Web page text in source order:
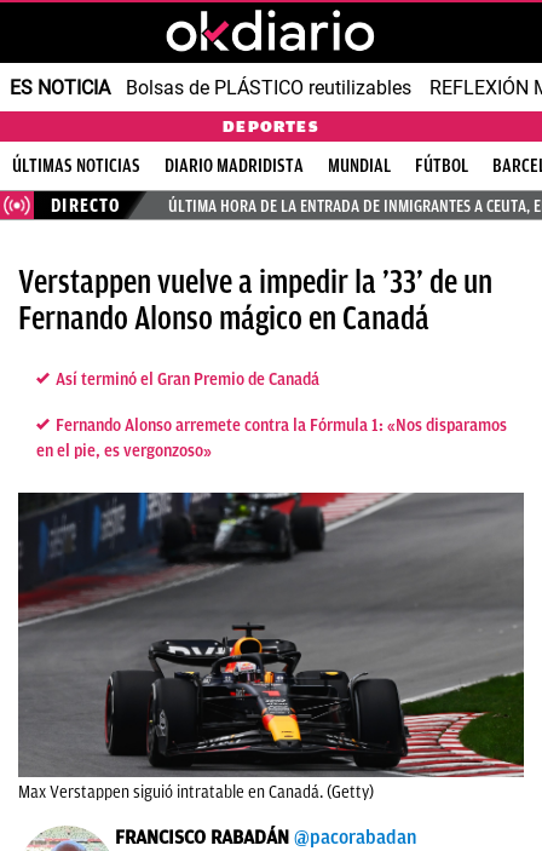
ES NOTICIA Bolsas de PLÁSTICO reutilizables REFLEXIÓN
DEPORTES
ÚLTIMAS NOTICIAS DIARIO MADRIDISTA MUNDIAL FÚTBOL
DIRECTO
ÚLTIMA HORA DE LA ENTRADA DE INMIGRANTES A CEUTA,
Verstappen vuelve a impedir la ’33’ de un
Fernando Alonso mágico en Canadá
Así terminó el Gran Premio de Canadá
Fernando Alonso arremete contra la Fórmula 1: «Nos disparamos
en el pie, es vergonzoso»
Max Verstappen siguió intratable en Canadá. (Getty)
FRANCISCO RABADÁN @pacorabadan